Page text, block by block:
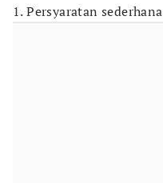
1. Persyaratan sederhana